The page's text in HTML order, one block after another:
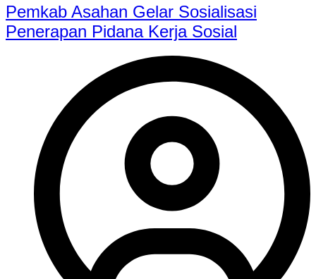
Pemkab Asahan Gelar Sosialisasi
Penerapan Pidana Kerja Sosial